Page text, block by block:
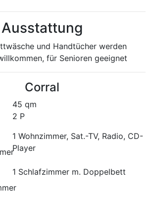
Ausstattung
und Handtücher werden
für Senioren geeignet
Corral
45 qm
2 P
1 Wohnzimmer, Sat.-TV, Radio, CD-
Player
1 Schlafzimmer m. Doppelbett